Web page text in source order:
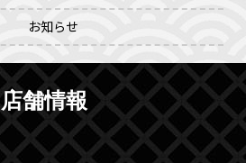
お知らせ
店舗情報